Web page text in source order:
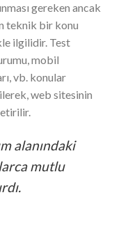
gereken ancak
teknik bir konu
ilgilidir. Test
mobil
vb. konular
web sitesinin
alanındaki
mutlu